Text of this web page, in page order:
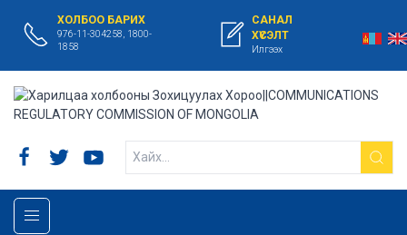
ХОЛБОО БАРИХ
976-11-304258, 1800-
1858
САНАЛ
ХҮСЭЛТ
Илгээх